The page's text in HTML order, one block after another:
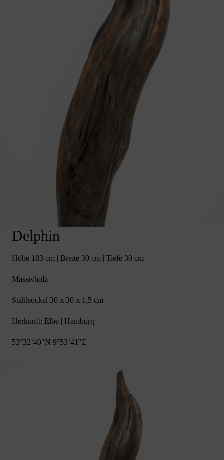
Delphin
Höhe 183 cm | Breite 30 cm | Tiefe 30 cm
Massivholz
Stahlsockel 30 x 30 x 1,5 cm
Herkunft: Elbe | Hamburg
53°32’40″N 9°53’41″E